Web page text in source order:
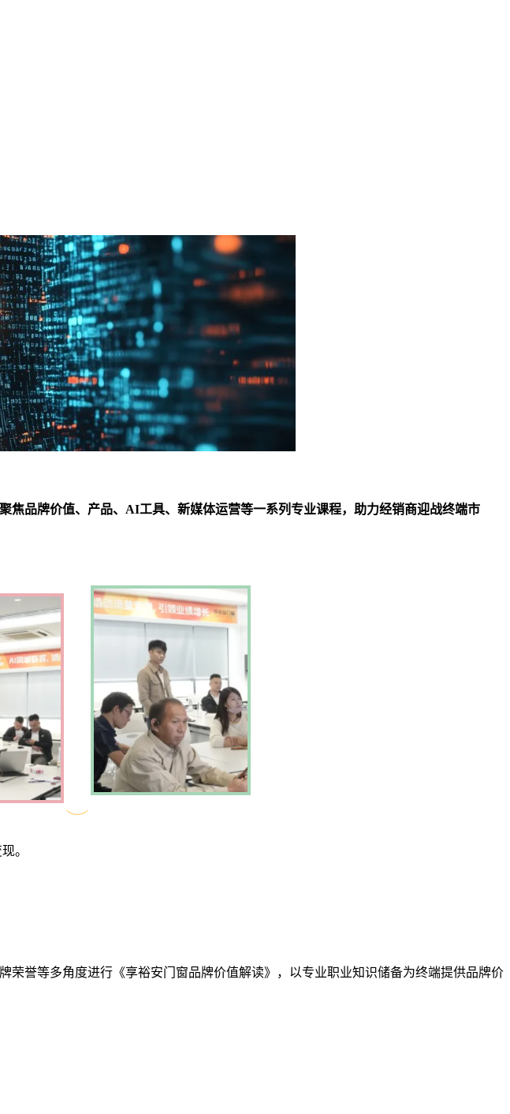
焦品牌价值、产品、 AI工具、新媒体运营等一系列专业课程，助力经销商迎战终端市
。
誉等多角度进行《享裕安门窗品牌价值解读》，以专业职业知识储备为终端提供品牌价